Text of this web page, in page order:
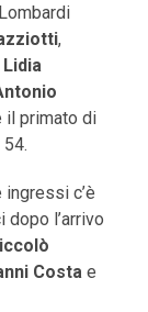
,
Lidia
il primato di
c’è
dopo l’arrivo
Costa e